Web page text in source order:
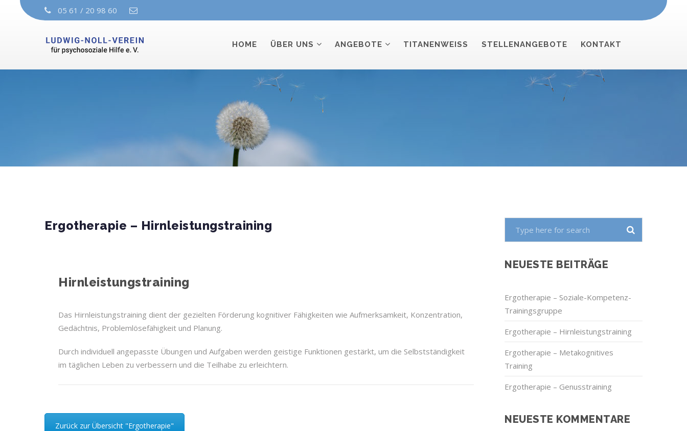
05 61 / 20 98 60
HOME ÜBER UNS ANGEBOTE TITANENWEISS STELLENANGEBOTE KONTAKT
Ergotherapie – Hirnleistungstraining
Hirnleistungstraining
Das Hirnleistungstraining dient der gezielten Förderung kognitiver Fähigkeiten wie Aufmerksamkeit, Konzentration,
Gedächtnis, Problemlösefähigkeit und Planung.
Durch individuell angepasste Übungen und Aufgaben werden geistige Funktionen gestärkt, um die Selbstständigkeit
im täglichen Leben zu verbessern und die Teilhabe zu erleichtern.
Zurück zur Übersicht "Ergotherapie"
NEUESTE BEITRÄGE
Ergotherapie – Soziale-Kompetenz-
Trainingsgruppe
Ergotherapie – Hirnleistungstraining
Ergotherapie – Metakognitives
Training
Ergotherapie – Genusstraining
NEUESTE KOMMENTARE